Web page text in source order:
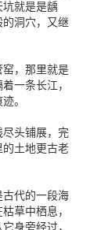
就是是龋
洞穴，又继
窑，那里就是
一条长江，
。
头铺展，完
土地更古老
代的一段海
草中栖息，
身旁经过，